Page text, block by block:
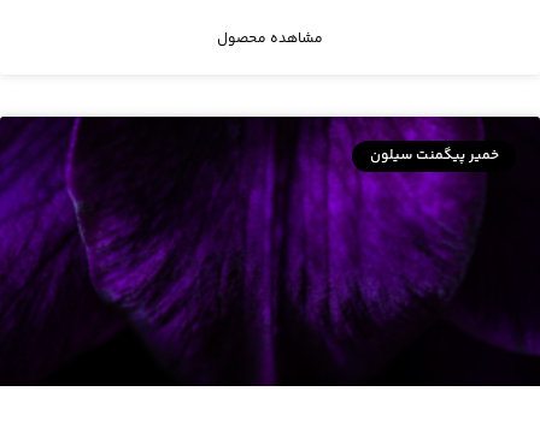
مشاهده محصول
خمیر پیگمنت سیلون